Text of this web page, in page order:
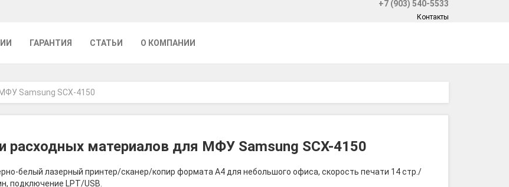
+7 (903) 540-5533
Контакты
ГАРАНТИЯ СТАТЬИ О КОМПАНИИ
МФУ Samsung SCX-4150
расходных материалов для МФУ Samsung SCX-4150
белый лазерный принтер/сканер/копир формата A4 для небольшого офиса, скорость печати 14 стр./
подключение LPT/USB.